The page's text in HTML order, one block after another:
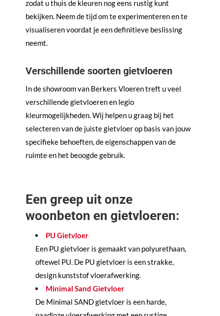
zodat u thuis de kleuren nog eens rustig kunt
bekijken. Neem de tijd om te experimenteren en te
visualiseren voordat je een definitieve beslissing
neemt.
Verschillende soorten gietvloeren
In de showroom van Berkers Vloeren treft u veel
verschillende gietvloeren en legio
kleurmogelijkheden. Wij helpen u graag bij het
selecteren van de juiste gietvloer op basis van jouw
specifieke behoeften, de eigenschappen van de
ruimte en het beoogde gebruik.
Een greep uit onze
woonbeton en gietvloeren:
PU Gietvloer
Een PU gietvloer is gemaakt van polyurethaan,
oftewel PU. De PU gietvloer is een strakke,
design kunststof vloerafwerking.
Minimal Sand Gietvloer
De Minimal SAND gietvloer is een harde,